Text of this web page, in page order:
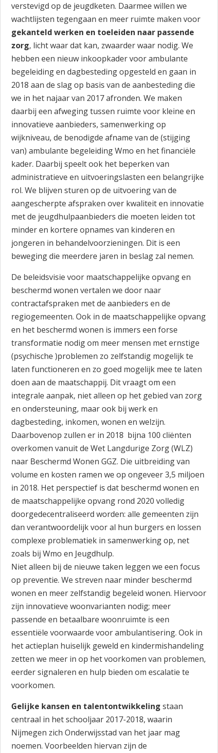
verstevigd op de jeugdketen. Daarmee willen we
wachtlijsten tegengaan en meer ruimte maken voor
gekanteld werken en toeleiden naar passende
zorg, licht waar dat kan, zwaarder waar nodig. We
hebben een nieuw inkoopkader voor ambulante
begeleiding en dagbesteding opgesteld en gaan in
2018 aan de slag op basis van de aanbesteding die
we in het najaar van 2017 afronden. We maken
daarbij een afweging tussen ruimte voor kleine en
innovatieve aanbieders, samenwerking op
wijkniveau, de benodigde afname van de (stijging
van) ambulante begeleiding Wmo en het financiële
kader. Daarbij speelt ook het beperken van
administratieve en uitvoeringslasten een belangrijke
rol. We blijven sturen op de uitvoering van de
aangescherpte afspraken over kwaliteit en innovatie
met de jeugdhulpaanbieders die moeten leiden tot
minder en kortere opnames van kinderen en
jongeren in behandelvoorzieningen. Dit is een
beweging die meerdere jaren in beslag zal nemen.
De beleidsvisie voor maatschappelijke opvang en
beschermd wonen vertalen we door naar
contractafspraken met de aanbieders en de
regiogemeenten. Ook in de maatschappelijke opvang
en het beschermd wonen is immers een forse
transformatie nodig om meer mensen met ernstige
(psychische )problemen zo zelfstandig mogelijk te
laten functioneren en zo goed mogelijk mee te laten
doen aan de maatschappij. Dit vraagt om een
integrale aanpak, niet alleen op het gebied van zorg
en ondersteuning, maar ook bij werk en
dagbesteding, inkomen, wonen en welzijn.
Daarbovenop zullen er in 2018 bijna 100 cliënten
overkomen vanuit de Wet Langdurige Zorg (WLZ)
naar Beschermd Wonen GGZ. Die uitbreiding van
volume en kosten ramen we op ongeveer 3,5 miljoen
in 2018. Het perspectief is dat beschermd wonen en
de maatschappelijke opvang rond 2020 volledig
doorgedecentraliseerd worden: alle gemeenten zijn
dan verantwoordelijk voor al hun burgers en lossen
complexe problematiek in samenwerking op, net
zoals bij Wmo en Jeugdhulp.
Niet alleen bij de nieuwe taken leggen we een focus
op preventie. We streven naar minder beschermd
wonen en meer zelfstandig begeleid wonen. Hiervoor
zijn innovatieve woonvarianten nodig; meer
passende en betaalbare woonruimte is een
essentiële voorwaarde voor ambulantisering. Ook in
het actieplan huiselijk geweld en kindermishandeling
zetten we meer in op het voorkomen van problemen,
eerder signaleren en hulp bieden om escalatie te
voorkomen.
Gelijke kansen en talentontwikkeling staan
centraal in het schooljaar 2017-2018, waarin
Nijmegen zich Onderwijsstad van het jaar mag
noemen. Voorbeelden hiervan zijn de